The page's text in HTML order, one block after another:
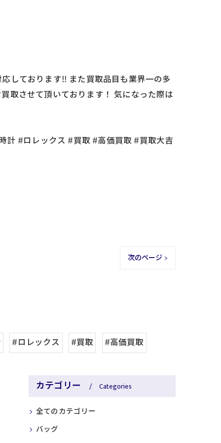
ております‼️ また買取品目も業界一の多
取させて頂いております！ 気になった際は
計 #ロレックス #買取 #高価買取 #買取大吉
次のページ >
#ロレックス #買取 #高価買取
カテゴリー Categories
全てのカテゴリー
バッグ